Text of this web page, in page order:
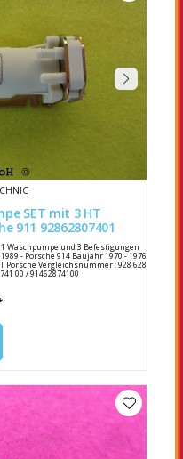
SET mit 3 HT
Befestigungen für Porsche 911 92862807401
Waschpumpe und 3 Befestigungen
- Porsche 914 Baujahr 1970 - 1976
Porsche Vergleichsnummer : 928 628
00 / 91462874100